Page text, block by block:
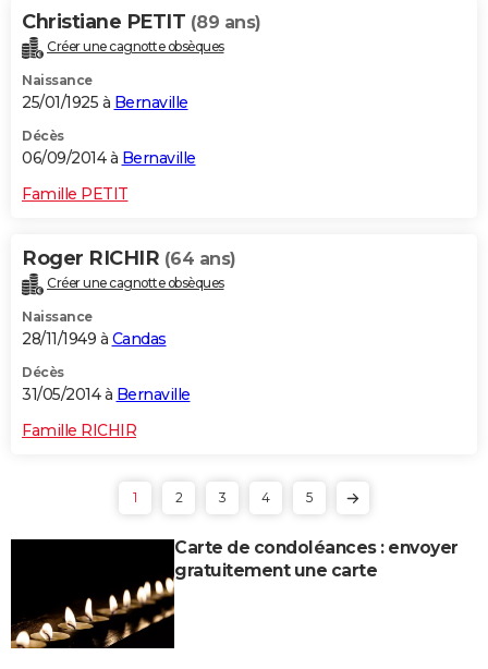
Christiane PETIT (89 ans)
Créer une cagnotte obsèques
Naissance
25/01/1925 à Bernaville
Décès
06/09/2014 à Bernaville
Famille PETIT
Roger RICHIR (64 ans)
Créer une cagnotte obsèques
Naissance
28/11/1949 à Candas
Décès
31/05/2014 à Bernaville
Famille RICHIR
1 2 3 4 5
Carte de condoléances : envoyer
gratuitement une carte